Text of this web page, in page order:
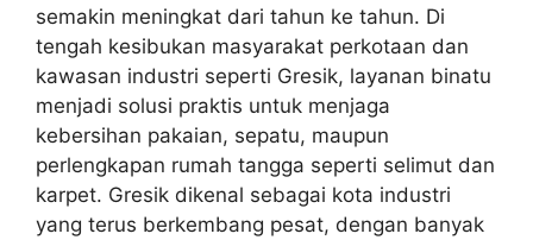
semakin meningkat dari tahun ke tahun. Di
tengah kesibukan masyarakat perkotaan dan
kawasan industri seperti Gresik, layanan binatu
menjadi solusi praktis untuk menjaga
kebersihan pakaian, sepatu, maupun
perlengkapan rumah tangga seperti selimut dan
karpet. Gresik dikenal sebagai kota industri
yang terus berkembang pesat, dengan banyak